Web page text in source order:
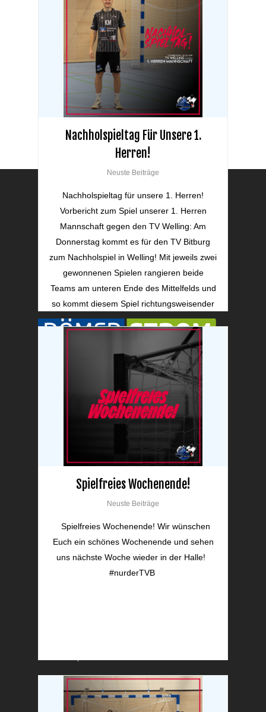
Nachholspieltag Für Unsere 1.
Herren!
Neuste Beiträge
Nachholspieltag für unsere 1. Herren!
Vorbericht zum Spiel unserer 1. Herren
Mannschaft gegen den TV Welling: Am
Donnerstag kommt es für den TV Bitburg
zum Nachholspiel in Welling! Mit jeweils zwei
gewonnenen Spielen rangieren beide
Teams am unteren Ende des Mittelfelds und
so kommt diesem Spiel richtungsweisender
Charakter zu. Bereits…
Spielfreies Wochenende!
Neuste Beiträge
Spielfreies Wochenende! Wir wünschen
Euch ein schönes Wochenende und sehen
uns nächste Woche wieder in der Halle!
#nurderTVB
Turnverein Bitburg 1911 e.V.
Offizieller Partner des TVB Handball: